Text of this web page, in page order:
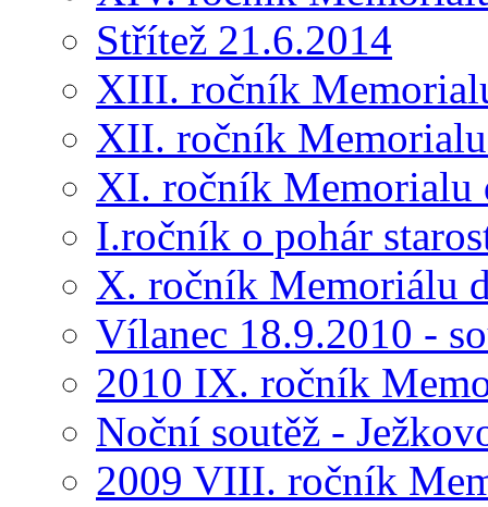
Střítež 21.6.2014
XIII. ročník
XII. ročník
XI. ročník Memorialu
I.ročník o pohár
X. ročník Memoriálu
Vílanec 18.9.2010 -
2010 IX. ročník
Noční soutěž -
2009 VIII. ročník